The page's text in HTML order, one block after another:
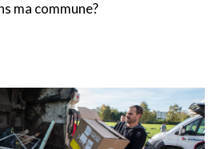
ma commune?